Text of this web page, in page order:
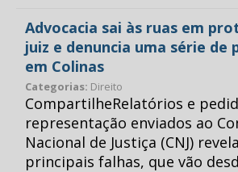
Advocacia sai às ruas em
juiz e denuncia uma série de
em Colinas
Categorias: Direito
CompartilheRelatórios e
representação enviados ao
Nacional de Justiça (CNJ)
principais falhas, que vão